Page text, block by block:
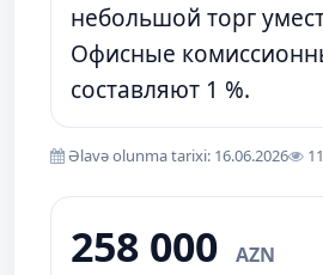
небольшой торг
Офисные
составляют 1 %.
Əlavə olunma tarixi: 16.06.2026
258 000 AZN